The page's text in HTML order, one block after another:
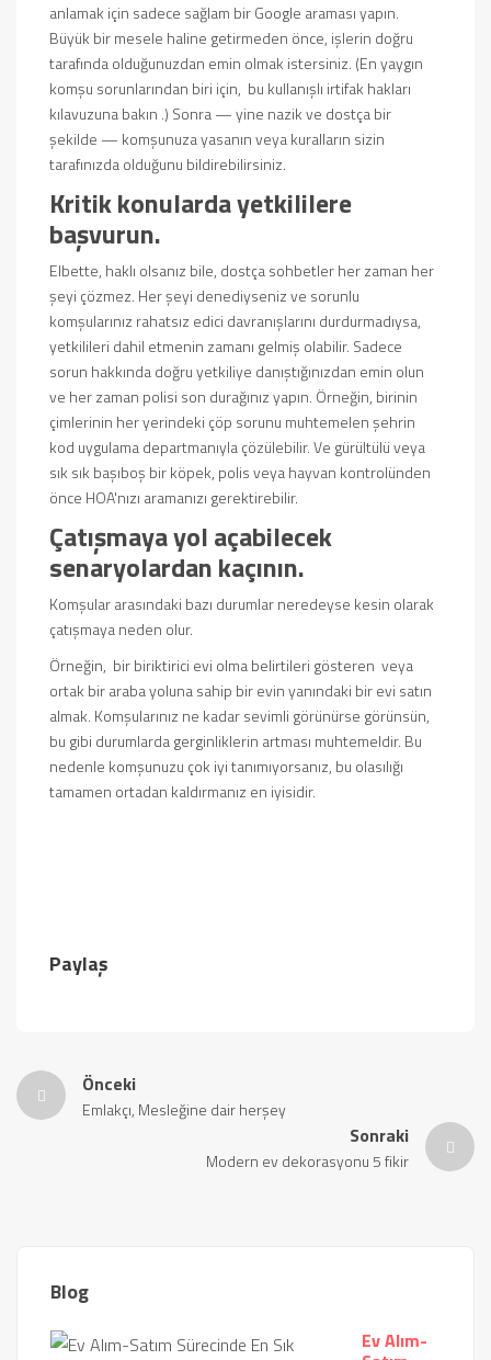
anlamak için sadece sağlam bir Google araması yapın.
Büyük bir mesele haline getirmeden önce, işlerin doğru
tarafında olduğunuzdan emin olmak istersiniz. (En yaygın
komşu sorunlarından biri için, bu kullanışlı irtifak hakları
kılavuzunabakın .) Sonra — yine nazik ve dostça bir
şekilde — komşunuza yasanın veya kuralların sizin
tarafınızda olduğunu bildirebilirsiniz.
Kritik konularda yetkililere
başvurun.
Elbette, haklı olsanız bile, dostça sohbetler her zaman her
şeyi çözmez. Her şeyi denediyseniz ve sorunlu
komşularınız rahatsız edici davranışlarını durdurmadıysa,
yetkilileri dahil etmenin zamanı gelmiş olabilir. Sadece
sorun hakkında doğru yetkiliye danıştığınızdan emin olun
ve her zaman polisi son durağınız yapın. Örneğin, birinin
çimlerinin her yerindeki çöp sorunu muhtemelen şehrin
kod uygulama departmanıyla çözülebilir. Ve gürültülü veya
sık sık başıboş bir köpek, polis veya hayvan kontrolünden
önce HOA'nızı aramanızı gerektirebilir.
Çatışmaya yol açabilecek
senaryolardan kaçının.
Komşular arasındaki bazı durumlar neredeyse kesin olarak
çatışmaya neden olur.
Örneğin, bir biriktirici evi olmabelirtileri gösteren veya
ortak bir araba yoluna sahip bir evin yanındaki bir evi satın
almak. Komşularınız ne kadar sevimli görünürse görünsün,
bu gibi durumlarda gerginliklerin artması muhtemeldir. Bu
nedenle komşunuzu çok iyi tanımıyorsanız, bu olasılığı
tamamen ortadan kaldırmanız en iyisidir.
Paylaş
Önceki
Emlakçı, Mesleğine dair herşey
Sonraki
Modern ev dekorasyonu 5 fikir
Blog
Ev Alım-